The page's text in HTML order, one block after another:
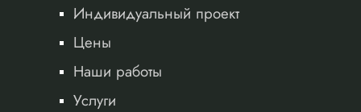
Индивидуальный проект
Цены
Наши работы
Услуги